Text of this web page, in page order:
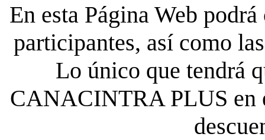
En esta Página Web
participantes, así como
Lo único que tendrá
CANACINTRA PLUS en